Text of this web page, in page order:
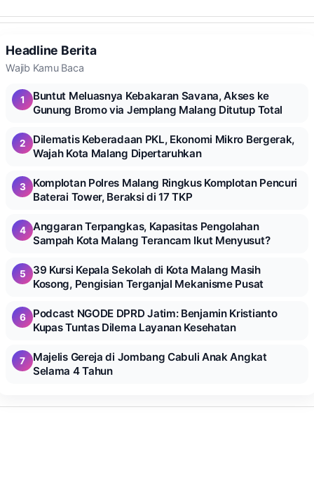
Headline Berita
Wajib Kamu Baca
1
Buntut Meluasnya Kebakaran Savana, Akses ke
Gunung Bromo via Jemplang Malang Ditutup Total
2
Dilematis Keberadaan PKL, Ekonomi Mikro Bergerak,
Wajah Kota Malang Dipertaruhkan
3
Komplotan Polres Malang Ringkus Komplotan Pencuri
Baterai Tower, Beraksi di 17 TKP
4
Anggaran Terpangkas, Kapasitas Pengolahan
Sampah Kota Malang Terancam Ikut Menyusut?
5
39 Kursi Kepala Sekolah di Kota Malang Masih
Kosong, Pengisian Terganjal Mekanisme Pusat
6
Podcast NGODE DPRD Jatim: Benjamin Kristianto
Kupas Tuntas Dilema Layanan Kesehatan
7
Majelis Gereja di Jombang Cabuli Anak Angkat
Selama 4 Tahun